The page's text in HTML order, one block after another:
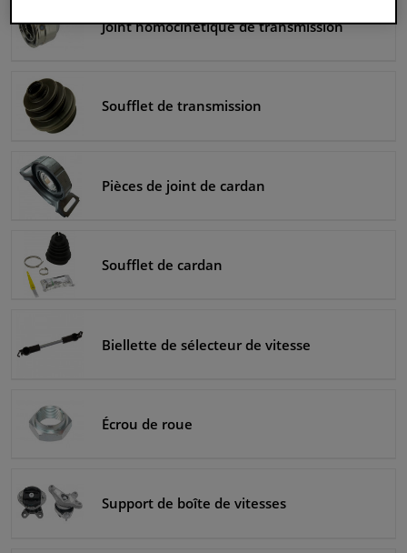
Capteurs & électronique
Joint homocinétique de transmission
Soufflet de transmission
Pièces de joint de cardan
Soufflet de cardan
Biellette de sélecteur de vitesse
Écrou de roue
Support de boîte de vitesses